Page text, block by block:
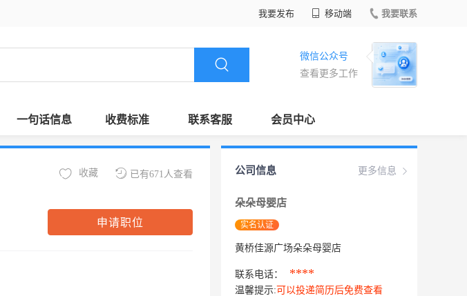
我要发布 移动端 我要联系
微信公众号
查看更多工作
一句话信息 收费标准 联系客服 会员中心
已有671人查看
收藏
申请职位
更多信息
公司信息
朵朵母婴店
实名认证
黄桥佳源广场朵朵母婴店
联系电话： ****
温馨提示: 可以投递简历后免费查看